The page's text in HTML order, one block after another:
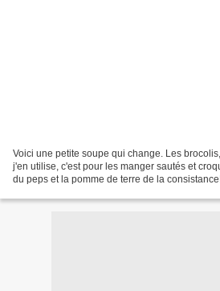
Voici une petite soupe qui change. Les
j'en utilise, c'est pour les manger sautés et
du peps et la pomme de terre de la